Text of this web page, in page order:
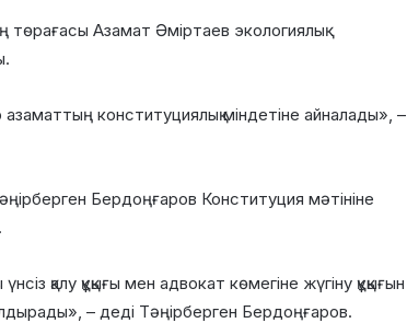
төрағасы Азамат Әміртаев экологиялық
конституциялық міндетіне айналады», –
Бердоңғаров Конституция мәтініне
қалу құқығы мен адвокат көмегіне жүгіну құқығын
– деді Тәңірберген Бердоңғаров.